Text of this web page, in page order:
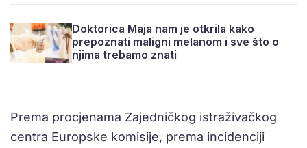
Doktorica Maja nam je otkrila kako
prepoznati maligni melanom i sve što o
njima trebamo znati
Prema procjenama Zajedničkog istraživačkog
centra Europske komisije, prema incidenciji